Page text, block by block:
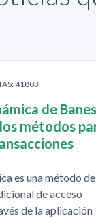
41803
de
métodos
es una método de
de acceso
de la aplicación